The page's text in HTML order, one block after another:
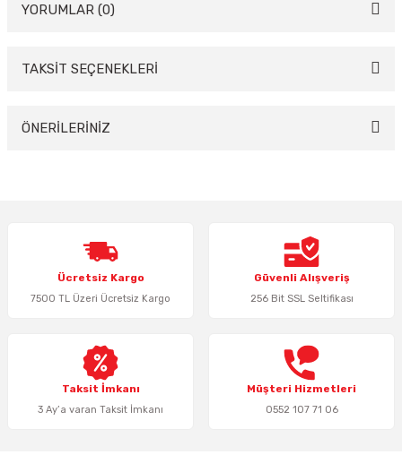
YORUMLAR (0)
Bu ürüne ilk yorumu siz yapın!
TAKSİT SEÇENEKLERİ
ÖNERİLERİNİZ
Ürün resmi kalitesiz, bozuk veya görüntülenemiyor.
Ürün açıklamasında eksik bilgiler bulunuyor.
Ürün bilgilerinde hatalar bulunuyor.
Bu ürüne benzer farklı alternatifler olmalı.
Ücretsiz Kargo
7500 TL Üzeri Ücretsiz Kargo
Güvenli Alışveriş
256 Bit SSL Seltifikası
Taksit İmkanı
3 Ay’a varan Taksit İmkanı
Müşteri Hizmetleri
0552 107 71 06